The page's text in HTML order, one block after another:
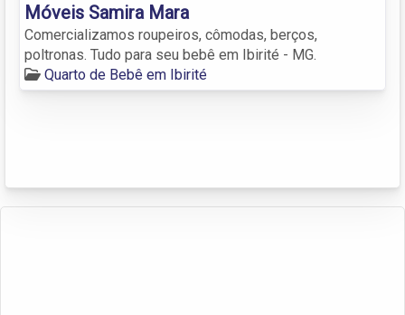
Móveis Samira Mara
Comercializamos roupeiros, cômodas, berços,
poltronas. Tudo para seu bebê em Ibirité - MG.
Quarto de Bebê em Ibirité